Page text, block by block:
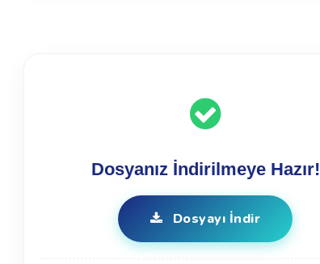
Dosyanız İndirilmeye Hazır!
Dosyayı İndir